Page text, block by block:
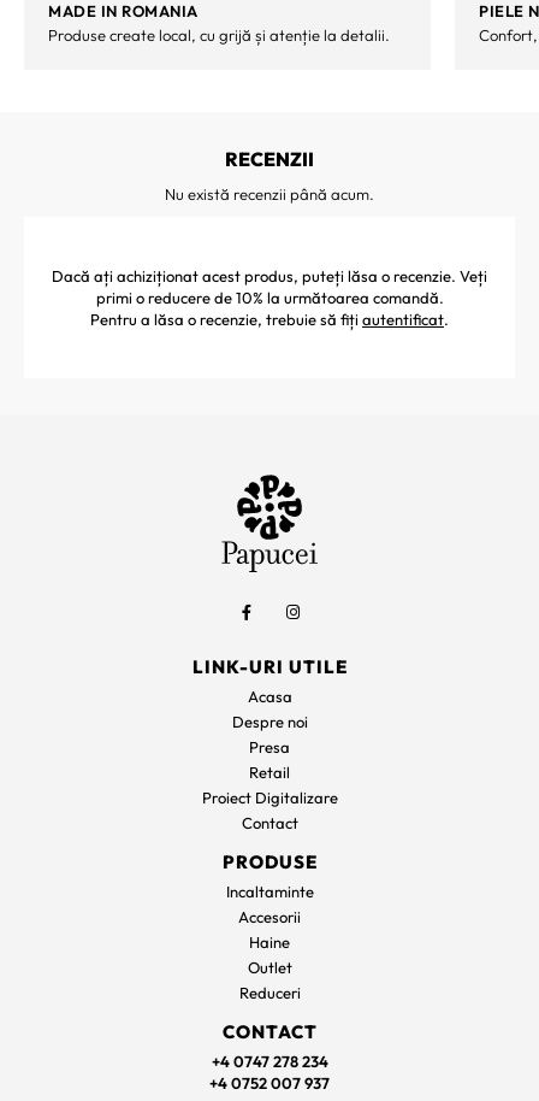
MADE IN ROMANIA
Produse create local, cu grijă și atenție la detalii.
PIELE
RECENZII
Nu există recenzii până acum.
Dacă ați achiziționat acest produs, puteți lăsa o recenzie. Veți
primi o reducere de 10% la următoarea comandă.
Pentru a lăsa o recenzie, trebuie să fiți autentificat.
LINK-URI UTILE
Acasa
Despre noi
Presa
Retail
Proiect Digitalizare
Contact
PRODUSE
Incaltaminte
Accesorii
Haine
Outlet
Reduceri
CONTACT
+4 0747 278 234
+4 0752 007 937